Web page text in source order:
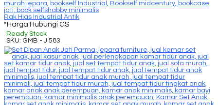
Rak Hias Industrial Antik
*Harga Hubungi CS
Ready Stock
SKU: GMB - J 583